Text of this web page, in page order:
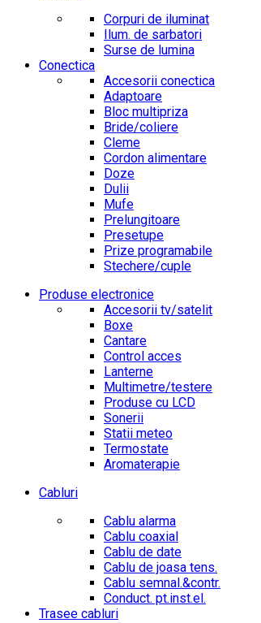
Corpuri de iluminat
Ilum. de sarbatori
Surse de lumina
Conectica
Accesorii conectica
Adaptoare
Bloc multipriza
Bride/coliere
Cleme
Cordon alimentare
Doze
Dulii
Mufe
Prelungitoare
Presetupe
Prize programabile
Stechere/cuple
Produse electronice
Accesorii tv/satelit
Boxe
Cantare
Control acces
Lanterne
Multimetre/testere
Produse cu LCD
Sonerii
Statii meteo
Termostate
Aromaterapie
Cabluri
Cablu alarma
Cablu coaxial
Cablu de date
Cablu de joasa tens.
Cablu semnal.&contr.
Conduct. pt.inst.el.
Trasee cabluri